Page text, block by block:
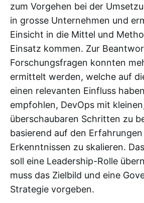
zum Vorgehen bei der
in grosse Unternehmen und
Einsicht in die Mittel und
Einsatz kommen. Zur
Forschungsfragen konnten
ermittelt werden, welche auf
einen relevanten Einfluss
empfohlen, DevOps mit
überschaubaren Schritten zu
basierend auf den
Erkenntnissen zu skalieren.
soll eine Leadership-Rolle
muss das Zielbild und eine
Strategie vorgeben.